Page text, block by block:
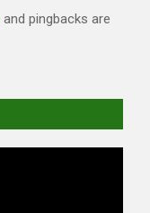
and pingbacks are